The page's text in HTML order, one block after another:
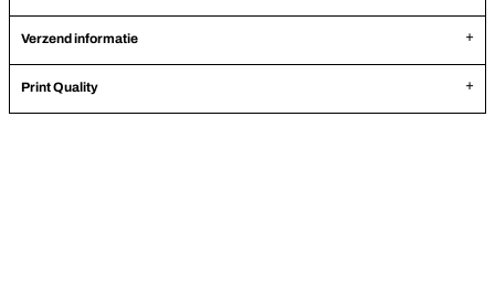
Verzend informatie
Print Quality